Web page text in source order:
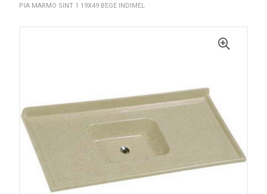
PIA MARMO SINT 1 19X49 BEGE INDIMEL